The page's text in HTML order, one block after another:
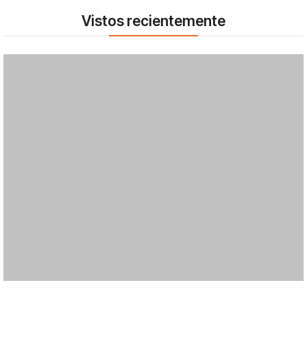
Vistos recientemente